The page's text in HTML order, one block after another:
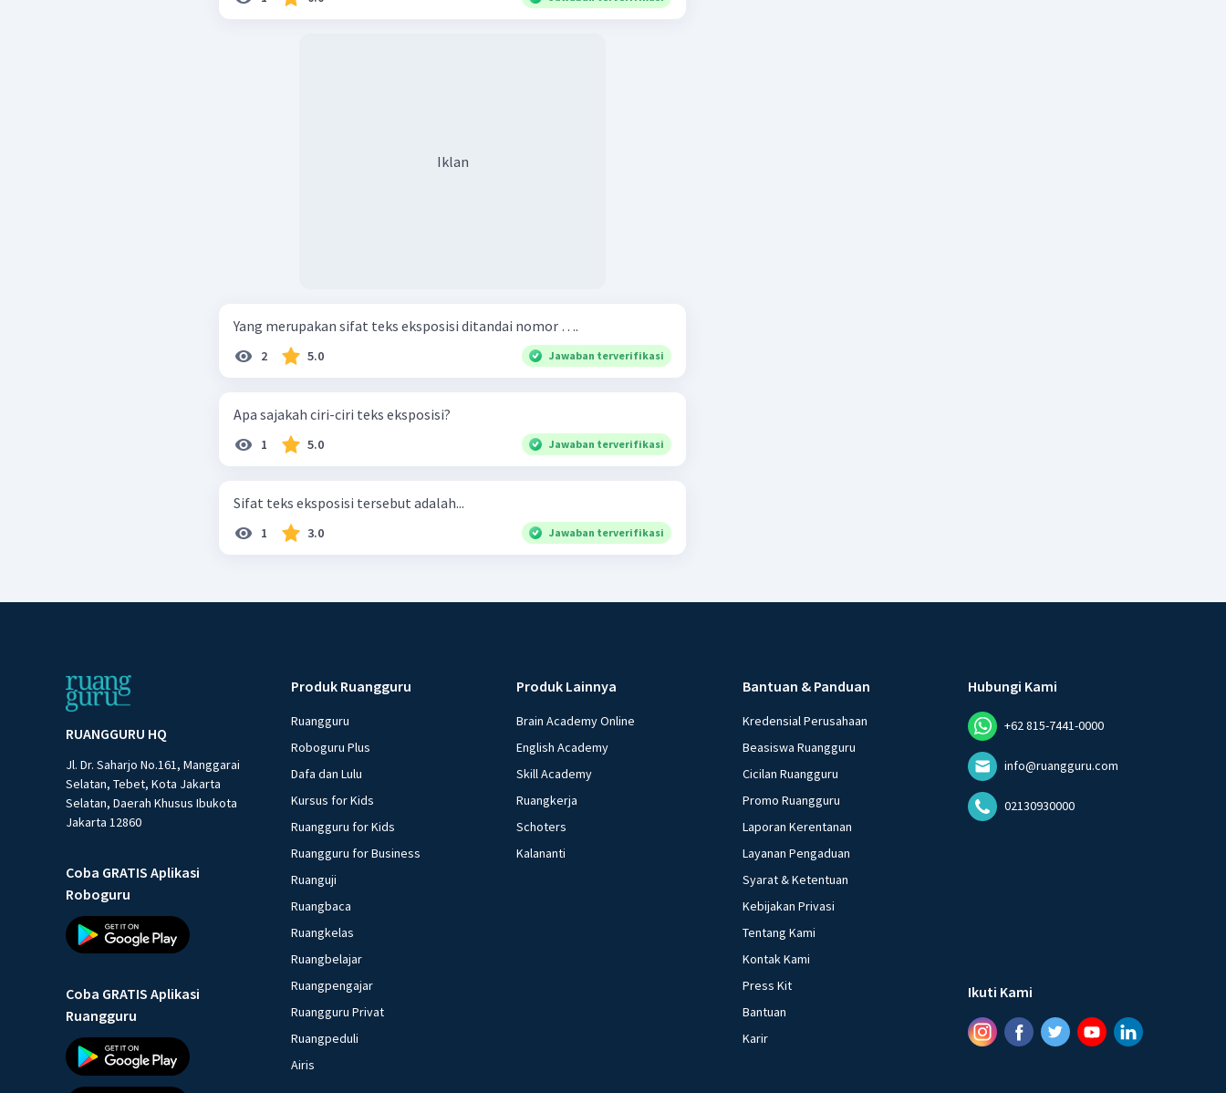
Iklan
Yang merupakan sifat teks eksposisi ditandai nomor ….
2 5.0 Jawaban terverifikasi
Apa sajakah ciri-ciri teks eksposisi?
1 5.0 Jawaban terverifikasi
Sifat teks eksposisi tersebut adalah...
1 3.0 Jawaban terverifikasi
RUANGGURU HQ
Jl. Dr. Saharjo No.161, Manggarai
Selatan, Tebet, Kota Jakarta
Selatan, Daerah Khusus Ibukota
Jakarta 12860
Coba GRATIS Aplikasi
Roboguru
Coba GRATIS Aplikasi
Ruangguru
Produk Ruangguru
Ruangguru
Roboguru Plus
Dafa dan Lulu
Kursus for Kids
Ruangguru for Kids
Ruangguru for Business
Ruanguji
Ruangbaca
Ruangkelas
Ruangbelajar
Ruangpengajar
Ruangguru Privat
Ruangpeduli
Airis
Produk Lainnya
Brain Academy Online
English Academy
Skill Academy
Ruangkerja
Schoters
Kalananti
Bantuan & Panduan
Kredensial Perusahaan
Beasiswa Ruangguru
Cicilan Ruangguru
Promo Ruangguru
Laporan Kerentanan
Layanan Pengaduan
Syarat & Ketentuan
Kebijakan Privasi
Tentang Kami
Kontak Kami
Press Kit
Bantuan
Karir
Hubungi Kami
+62 815-7441-0000
info@ruangguru.com
02130930000
Ikuti Kami